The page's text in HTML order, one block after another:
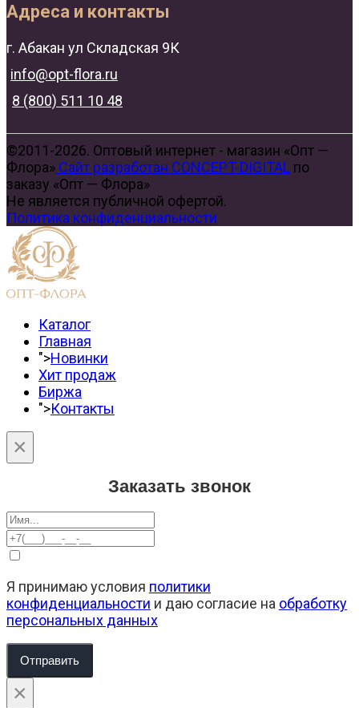
Адреса и контакты
г. Абакан ул Складская 9К
info@opt-flora.ru
8 (800) 511 10 48
©2011-2026. Оптовый интернет - магазин «Опт —
Флора» Сайт разработан CONCEPT-DIGITAL по
заказу «Опт — Флора»
Не является публичной офертой.
Политика конфиденциальности
Каталог
Главная
">Новинки
Хит продаж
Биржа
">Контакты
×
Заказать звонок
Я принимаю условия политики
конфиденциальности и даю согласие на обработку
персональных данных
Отправить
×